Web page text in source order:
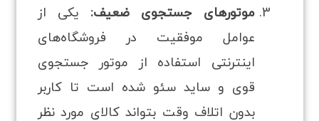
موتورهای جستجوی ضعیف: یکی از
عوامل موفقیت در فروشگاه‌های
اینترنتی استفاده از موتور جستجوی
قوی و ساید سئو شده است تا کاربر
بدون اتلاف وقت بتواند کالای مورد نظر